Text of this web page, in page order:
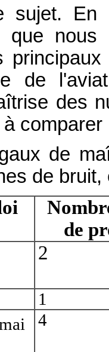
sujet. En
que
de
des
de
de
de
2
1
4